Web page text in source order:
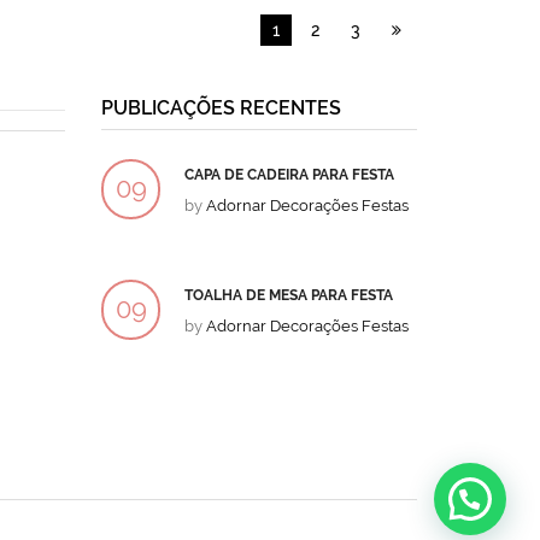
1 2 3
PUBLICAÇÕES RECENTES
09 CAPA DE CADEIRA PARA FESTA
byAdornar Decorações Festas
09 TOALHA DE MESA PARA FESTA
byAdornar Decorações Festas